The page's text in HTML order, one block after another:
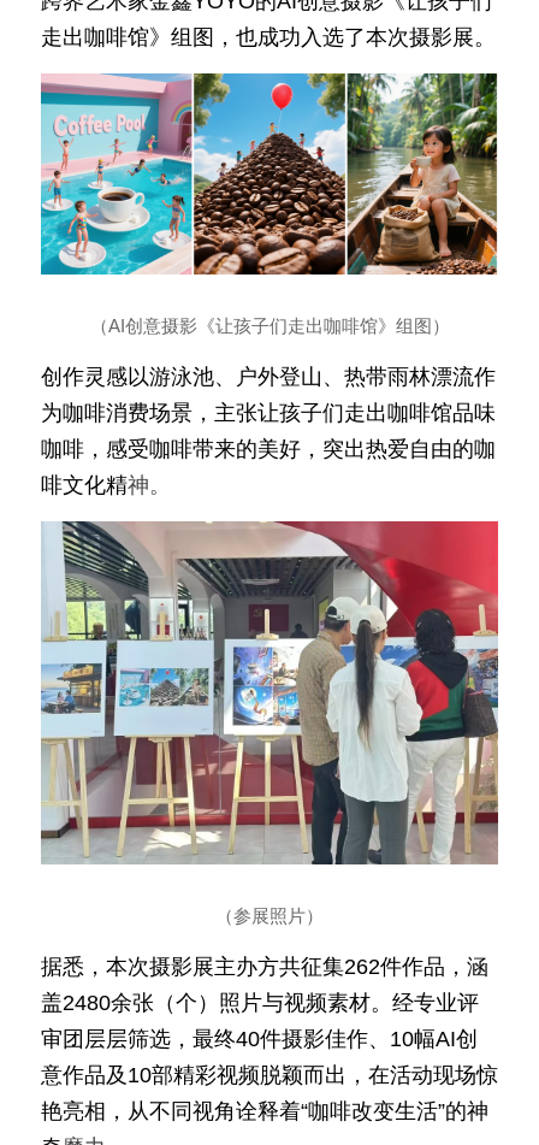
走出咖啡馆》组图，也成功入选了本次摄影展。
（AI创意摄影《让孩子们走出咖啡馆》组图）
创作灵感以游泳池、户外登山、热带雨林漂流作
为咖啡消费场景，主张让孩子们走出咖啡馆品味
咖啡，感受咖啡带来的美好，突出热爱自由的咖
啡文化精神。
（参展照片）
据悉，本次摄影展主办方共征集262件作品，涵
盖2480余张（个）照片与视频素材。经专业评
审团层层筛选，最终40件摄影佳作、10幅AI创
意作品及10部精彩视频脱颖而出，在活动现场惊
艳亮相，从不同视角诠释着“咖啡改变生活”的神